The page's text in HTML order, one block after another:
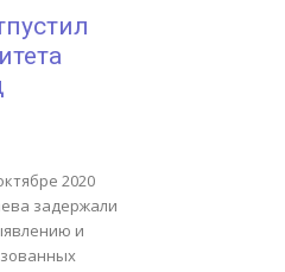
2020
задержали
и